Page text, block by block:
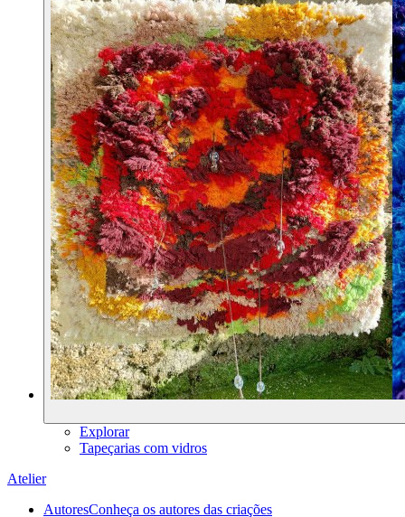
Explorar
Tapeçarias com vidros
Atelier
AutoresConheça os autores das criações